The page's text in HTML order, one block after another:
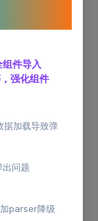
件导入
强化组件
加载导致弹
问题
parser降级
电脑分别率不
这些问题，
效果。
速购买商品的
结构和样式，
Pro的情